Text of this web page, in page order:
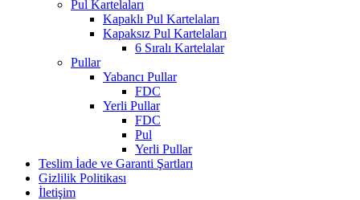
Pul Kartelaları
Kapaklı Pul Kartelaları
Kapaksız Pul Kartelaları
6 Sıralı Kartelalar
Pullar
Yabancı Pullar
FDC
Yerli Pullar
FDC
Pul
Yerli Pullar
Teslim İade ve Garanti Şartları
Gizlilik Politikası
İletişim